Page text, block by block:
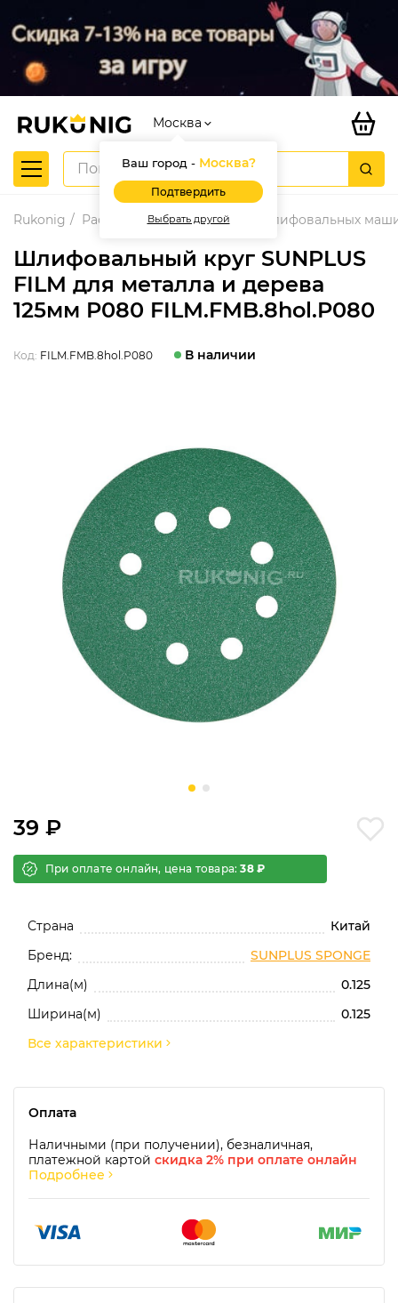
Москва
Ваш город - Москва?
Подтвердить
Выбрать другой
Rukonig Расходные материалы для шлифовальных
Шлифовальный круг SUNPLUS
FILM для металла и дерева
125мм P080 FILM.FMB.8hol.P080
Код: FILM.FMB.8hol.P080 В наличии
Страна
Китай
Бренд:
SUNPLUS SPONGE
Длина(м)
0.125
Ширина(м)
0.125
Все характеристики
39 ₽
При оплате онлайн, цена товара:38 ₽
Оплата
Наличными (при получении), безналичная,
платежной картой скидка 2% при оплате онлайн
Подробнее